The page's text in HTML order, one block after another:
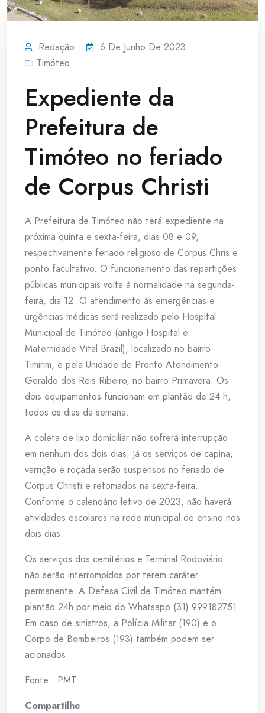
Redação
6 De Junho De 2023
Timóteo
Expediente da
Prefeitura de
Timóteo no feriado
de Corpus Christi
A Prefeitura de Timóteo não terá expediente na
próxima quinta e sexta-feira, dias 08 e 09,
respectivamente feriado religioso de Corpus Chris e
ponto facultativo. O funcionamento das repartições
públicas municipais volta à normalidade na segunda-
feira, dia 12. O atendimento às emergências e
urgências médicas será realizado pelo Hospital
Municipal de Timóteo (antigo Hospital e
Maternidade Vital Brazil), localizado no bairro
Timirim, e pela Unidade de Pronto Atendimento
Geraldo dos Reis Ribeiro, no bairro Primavera. Os
dois equipamentos funcionam em plantão de 24 h,
todos os dias da semana.
A coleta de lixo domiciliar não sofrerá interrupção
em nenhum dos dois dias. Já os serviços de capina,
varrição e roçada serão suspensos no feriado de
Corpus Christi e retomados na sexta-feira.
Conforme o calendário letivo de 2023, não haverá
atividades escolares na rede municipal de ensino nos
dois dias.
Os serviços dos cemitérios e Terminal Rodoviário
não serão interrompidos por terem caráter
permanente. A Defesa Civil de Timóteo mantém
plantão 24h por meio do Whatsapp (31) 999182751.
Em caso de sinistros, a Polícia Militar (190) e o
Corpo de Bombeiros (193) também podem ser
acionados.
Fonte : PMT
Compartilhe